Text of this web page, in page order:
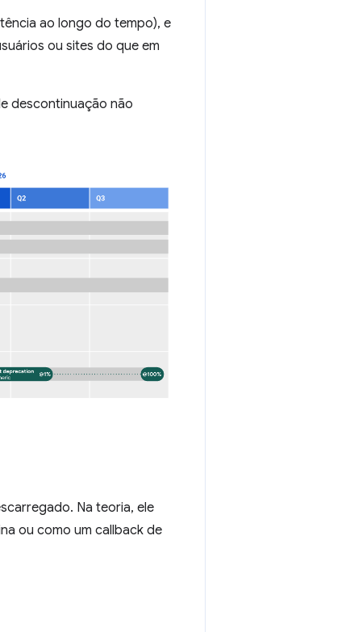
ao longo do tempo), e
ou sites do que em
descontinuação não
Na teoria, ele
ou como um callback de